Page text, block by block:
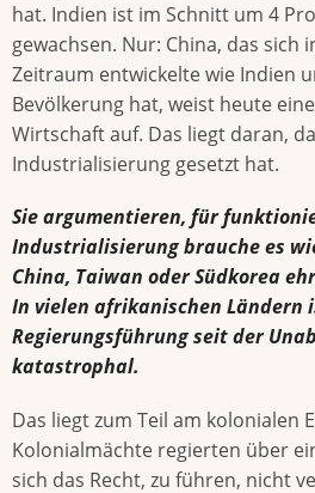
hat. Indien ist im Schnitt um 4
gewachsen. Nur: China, das sich
Zeitraum entwickelte wie Indien
Bevölkerung hat, weist heute
Wirtschaft auf. Das liegt daran,
Industrialisierung gesetzt hat.
Sie argumentieren, für
Industrialisierung brauche es
China, Taiwan oder Südkorea
In vielen afrikanischen Ländern
Regierungsführung seit der
katastrophal.
Das liegt zum Teil am kolonialen
Kolonialmächte regierten über
sich das Recht, zu führen, nicht